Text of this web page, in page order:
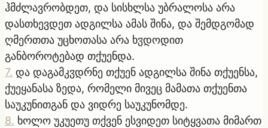
ჰმძლავრობდეთ, და სისხლსა უბრალოსა არა
დასთხევდეთ ადგილსა ამას შინა, და შემდგომად
ღმერთთა უცხოთასა არა ხჳდოდით
განბოროტებად თქუენდა.
7. და დაგამკჳდრნე თქუენ ადგილსა შინა თქუენსა,
ქუეყანასა ზედა, რომელი მივეც მამათა თქუენთა
საუკუნითგან და ვიდრე საუკუნომდე.
8. ხოლო უკუეთუ თქვენ ესვიდეთ სიტყვათა მიმართ